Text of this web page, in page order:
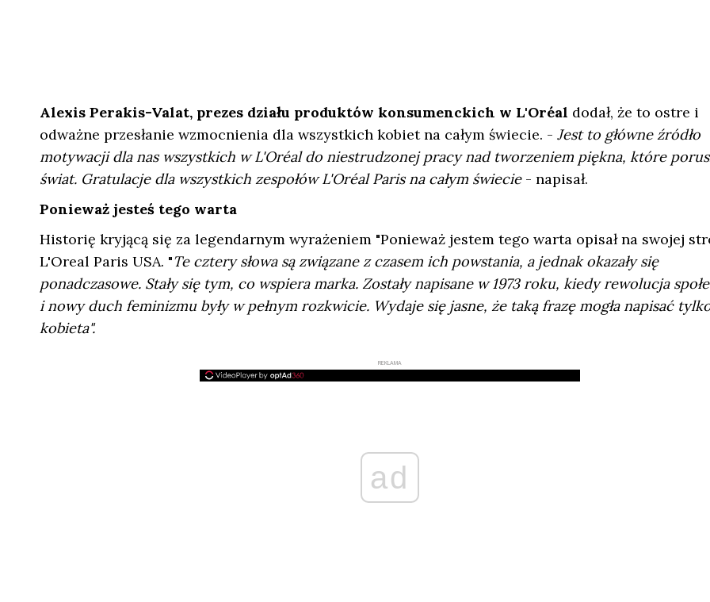
Alexis Perakis-Valat, prezes działu produktów konsumenckich w L'Oréal dodał, że to ostre i
odważne przesłanie wzmocnienia dla wszystkich kobiet na całym świecie. - Jest to główne źródło
motywacji dla nas wszystkich w L'Oréal do niestrudzonej pracy nad tworzeniem piękna, które
świat. Gratulacje dla wszystkich zespołów L'Oréal Paris na całym świecie- napisał.
Ponieważ jesteś tego warta
Historię kryjącą się za legendarnym wyrażeniem "Ponieważ jestem tego warta opisał na swojej
L'Oreal Paris USA. "Te cztery słowa są związane z czasem ich powstania, a jednak okazały się
ponadczasowe. Stały się tym, co wspiera marka. Zostały napisane w 1973 roku, kiedy rewolucja
i nowy duch feminizmu były w pełnym rozkwicie. Wydaje się jasne, że taką frazę mogła napisać
kobieta".
REKLAMA
ad